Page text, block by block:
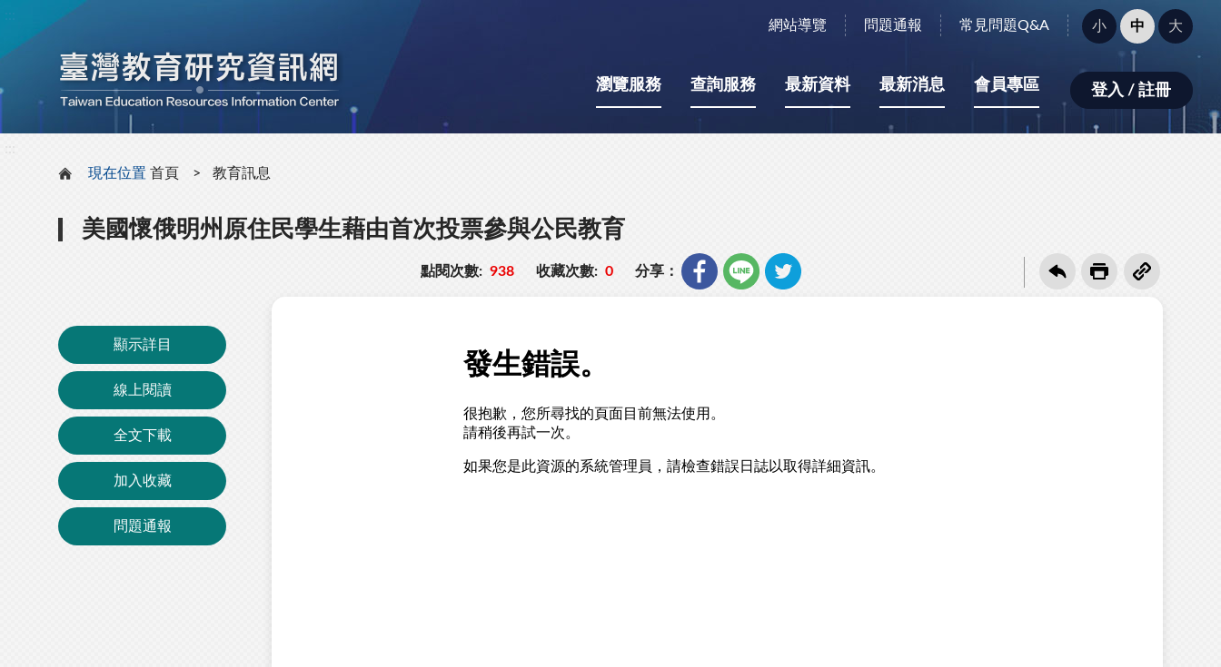
網站導覽 問題通報 常見問題Q&A
字
型
小：
小 中 大
瀏覽服務 查詢服務 最新資料 最新消息 會員專區 登入 / 註冊
現在位置 首頁 教育訊息
美國懷俄明州原住民學生藉由首次投票參與公民教育
點閱次數: 938 收藏次數: 0 分享：
顯示詳目
線上閱讀
全文下載
加入收藏
問題通報